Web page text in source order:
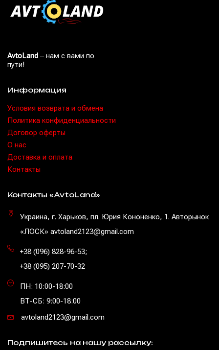
AvtoLand – нам с вами по
пути!
Информация
Условия возврата и обмена
Политика конфиденциальности
Договор оферты
O нас
Доставка и оплата
Контакты
Контакты «AvtoLand»
Украина, г. Харьков, пл. Юрия Кононенко, 1. Авторынок
«ЛОСК» avtoland2123@gmail.com
+38 (096) 828-96-53;
+38 (095) 207-70-32
ПН: 10:00-18:00
ВТ-СБ: 9:00-18:00
avtoland2123@gmail.com
Подпишитесь на нашу рассылку: